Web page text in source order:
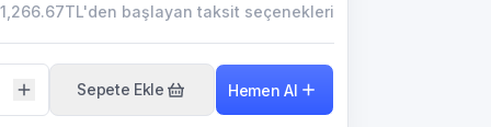
1,266.67TL'den başlayan taksit seçenekleri
Sepete Ekle Hemen Al